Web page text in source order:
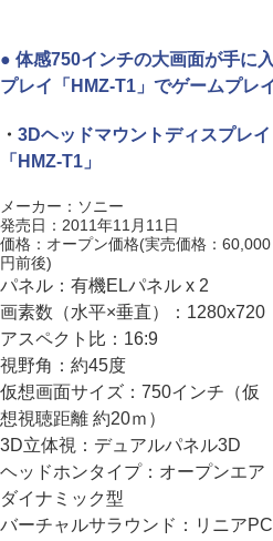
● 体感750インチの大画面が手に
プレイ「HMZ-T1」でゲームプレ
・ 3Dヘッドマウントディスプレイ
「HMZ-T1」
メーカー：ソニー
発売日：2011年11月11日
価格：オープン価格(実売価格：60,000
円前後)
パネル：有機ELパネル x 2
画素数（水平×垂直）：1280x720
アスペクト比：16:9
視野角：約45度
仮想画面サイズ：750インチ（仮
想視聴距離 約20ｍ）
3D立体視：デュアルパネル3D
ヘッドホンタイプ：オープンエア
ダイナミック型
バーチャルサラウンド：リニア